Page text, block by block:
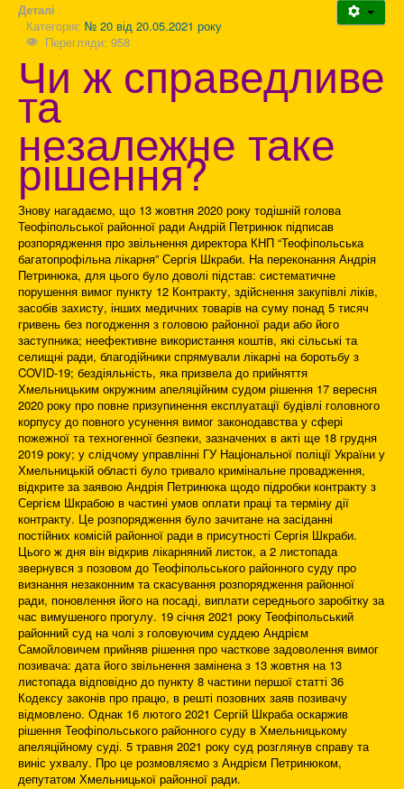
Деталі
Категорія: № 20 від 20.05.2021 року
Перегляди: 958
Чи ж справедливе
та
незалежне таке
рішення?
Знову нагадаємо, що 13 жовтня 2020 року тодішній голова
Теофіпольської районної ради Андрій Петринюк підписав
розпорядження про звільнення директора КНП “Теофіпольська
багатопрофільна лікарня” Сергія Шкраби. На переконання Андрія
Петринюка, для цього було доволі підстав: систематичне
порушення вимог пункту 12 Контракту, здійснення закупівлі ліків,
засобів захисту, інших медичних товарів на суму понад 5 тисяч
гривень без погодження з головою районної ради або його
заступника; неефективне використання коштів, які сільські та
селищні ради, благодійники спрямували лікарні на боротьбу з
COVID-19; бездіяльність, яка призвела до прийняття
Хмельницьким окружним апеляційним судом рішення 17 вересня
2020 року про повне призупинення експлуатації будівлі головного
корпусу до повного усунення вимог законодавства у сфері
пожежної та техногенної безпеки, зазначених в акті ще 18 грудня
2019 року; у слідчому управлінні ГУ Національної поліції України у
Хмельницькій області було тривало кримінальне провадження,
відкрите за заявою Андрія Петринюка щодо підробки контракту з
Сергієм Шкрабою в частині умов оплати праці та терміну дії
контракту. Це розпорядження було зачитане на засіданні
постійних комісій районної ради в присутності Сергія Шкраби.
Цього ж дня він відкрив лікарняний листок, а 2 листопада
звернувся з позовом до Теофіпольського районного суду про
визнання незаконним та скасування розпорядження районної
ради, поновлення його на посаді, виплати середнього заробітку за
час вимушеного прогулу. 19 січня 2021 року Теофіпольський
районний суд на чолі з головуючим суддею Андрієм
Самойловичем прийняв рішення про часткове задоволення вимог
позивача: дата його звільнення замінена з 13 жовтня на 13
листопада відповідно до пункту 8 частини першої статті 36
Кодексу законів про працю, в решті позовних заяв позивачу
відмовлено. Однак 16 лютого 2021 Сергій Шкраба оскаржив
рішення Теофіпольського районного суду в Хмельницькому
апеляційному суді. 5 травня 2021 року суд розглянув справу та
виніс ухвалу. Про це розмовляємо з Андрієм Петринюком,
депутатом Хмельницької районної ради.